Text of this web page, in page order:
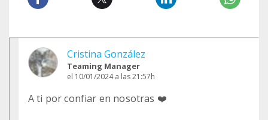
Cristina González
Teaming Manager
el 10/01/2024 a las 21:57h
A ti por confiar en nosotras ❤️